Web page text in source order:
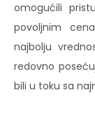
omogućili
povoljnim
najbolju
redovno
bili u toku sa